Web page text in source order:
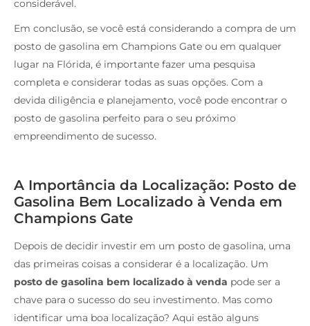
considerável.
Em conclusão, se você está considerando a compra de um
posto de gasolina em Champions Gate ou em qualquer
lugar na Flórida, é importante fazer uma pesquisa
completa e considerar todas as suas opções. Com a
devida diligência e planejamento, você pode encontrar o
posto de gasolina perfeito para o seu próximo
empreendimento de sucesso.
A Importância da Localização: Posto de
Gasolina Bem Localizado à Venda em
Champions Gate
Depois de decidir investir em um posto de gasolina, uma
das primeiras coisas a considerar é a localização. Um
posto de gasolina bem localizado à venda pode ser a
chave para o sucesso do seu investimento. Mas como
identificar uma boa localização? Aqui estão alguns